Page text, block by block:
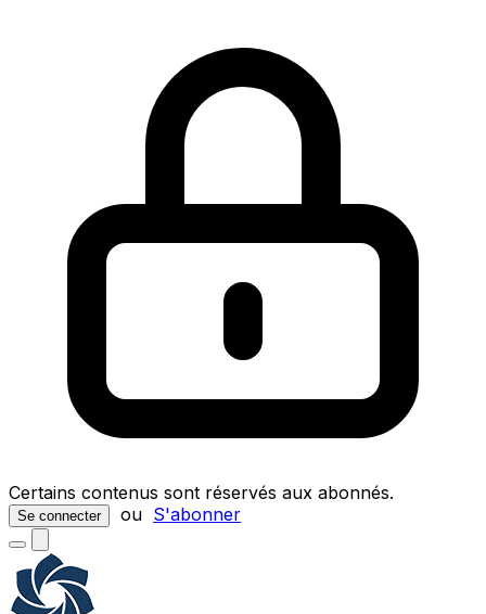
Certains contenus sont réservés aux abonnés.
Se connecter ou S'abonner